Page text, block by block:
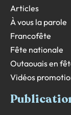
Articles
À vous la parole
Francofête
Fête nationale
Outaouais en
Vidéos